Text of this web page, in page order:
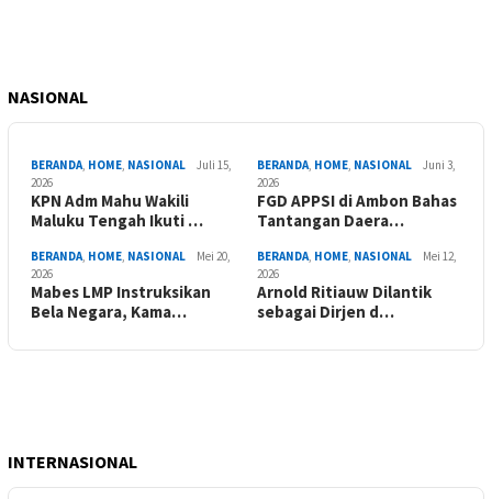
NASIONAL
BERANDA HOME NASIONAL
Juli 15,
2026
KPN Adm Mahu Wakili
Maluku Tengah Ikuti …
BERANDA HOME NASIONAL
Juni 3,
2026
FGD APPSI di Ambon Bahas
Tantangan Daera…
BERANDA HOME NASIONAL
Mei 20,
2026
Mabes LMP Instruksikan
Bela Negara, Kama…
BERANDA HOME NASIONAL
Mei 12,
2026
Arnold Ritiauw Dilantik
sebagai Dirjen d…
INTERNASIONAL